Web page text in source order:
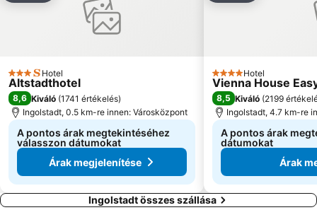
3 Kategória
Hotel
Altstadthotel
8,6 Kiváló (1741 értékelés)
Ingolstadt, 0.5 km-re innen: Városközpont
A pontos árak megtekintéséhez
válasszon dátumokat
Árak megjelenítése
4 Kategória
Hotel
Vienna House
8,5 Kiváló (2199
Ingolstadt, 4.7 km-re
A pontos árak
dátumokat
Árak
Ingolstadt összes szállása